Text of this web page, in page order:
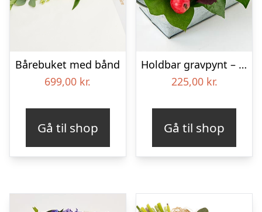
Bårebuket med bånd
699,00 kr.
Gå til shop
Holdbar gravpynt – Blomster til begravelse
225,00 kr.
Gå til shop